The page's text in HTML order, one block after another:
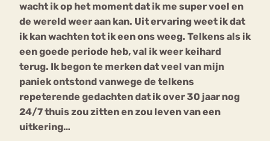
wacht ik op het moment dat ik me super voel en
de wereld weer aan kan. Uit ervaring weet ik dat
ik kan wachten tot ik een ons weeg. Telkens als ik
een goede periode heb, val ik weer keihard
terug. Ik begon te merken dat veel van mijn
paniek ontstond vanwege de telkens
repeterende gedachten dat ik over 30 jaar nog
24/7 thuis zou zitten en zou leven van een
uitkering…